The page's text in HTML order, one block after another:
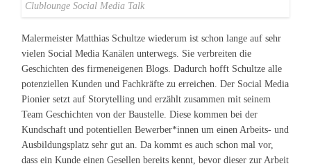
Clublounge Social Media Talk
Malermeister Matthias Schultze wiederum ist schon lange auf sehr
vielen Social Media Kanälen unterwegs. Sie verbreiten die
Geschichten des firmeneigenen Blogs. Dadurch hofft Schultze alle
potenziellen Kunden und Fachkräfte zu erreichen. Der Social Media
Pionier setzt auf Storytelling und erzählt zusammen mit seinem
Team Geschichten von der Baustelle. Diese kommen bei der
Kundschaft und potentiellen Bewerber*innen um einen Arbeits- und
Ausbildungsplatz sehr gut an. Da kommt es auch schon mal vor,
dass ein Kunde einen Gesellen bereits kennt, bevor dieser zur Arbeit